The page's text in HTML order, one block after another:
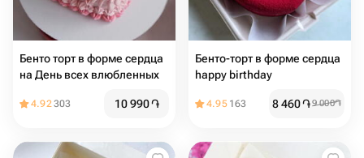
Бенто торт в форме сердца
на День всех влюбленных
4.92303 10 990֏
Бенто-торт в форме сердца
happy birthday
4.95 163 8 460֏9 000֏